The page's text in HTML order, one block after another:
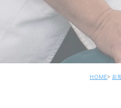
HOME お